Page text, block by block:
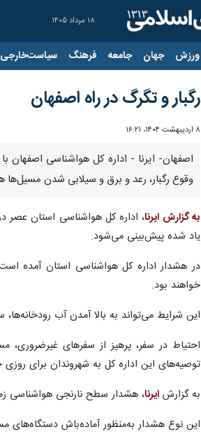
۱۸ مرداد ۱۴۰۵
ورزش جهان جامعه فرهنگ سیاست‌خارجی
رگبار و تگرگ در راه اصفهان
۸ اردیبهشت ۱۴۰۴، ۱۶:۲۱
اصفهان- ایرنا - اداره کل هواشناسی اصفهان
وقوع رگبار، رعد و برق و سیلابی شدن مسیل‌ها
به گزارش ایرنا، اداره کل هواشناسی استان عصر
یاد شده پیش‌بینی می‌شود.
در هشدار اداره کل هواشناسی استان آمده است:
خواهند بود.
این شرایط می‌تواند به بالا آمدن آب
احتیاط در سفر، پرهیز از سفرهای
توصیه‌های این اداره کل به شهروندان برای
به گزارش ایرنا، هشدار سطح نارنجی هواشناسی
این نوع هشدار به‌منظور آماده‌باش دستگاه‌های